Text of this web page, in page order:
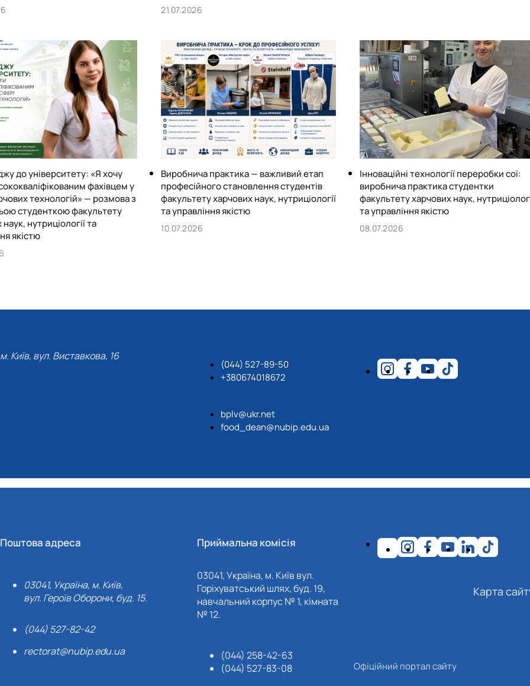
21.07.2026
до університету: «Я хочу
фахівцем у
технологій» — розмова з
студенткою факультету
нутриціології та
якістю
Виробнича практика — важливий етап
професійного становлення студентів
факультету харчових наук, нутриціології
та управління якістю
10.07.2026
Інноваційні технології переробки сої:
виробнича практика студентки
факультету харчових наук,
та управління якістю
08.07.2026
м. Київ, вул. Виставкова, 16
(044) 527-89-50
+380674018672
bplv@ukr.net
food_dean@nubip.edu.ua
Поштова адреса
03041, Україна, м. Київ,
вул. Героїв Оборони, буд. 15.
(044) 527-82-42
rectorat@nubip.edu.ua
Приймальна комісія
03041, Україна, м. Київ вул.
Горіхуватський шлях, буд. 19,
навчальний корпус № 1, кімната
№ 12.
(044) 258-42-63
(044) 527-83-08
Карта
Офіційний портал сайту